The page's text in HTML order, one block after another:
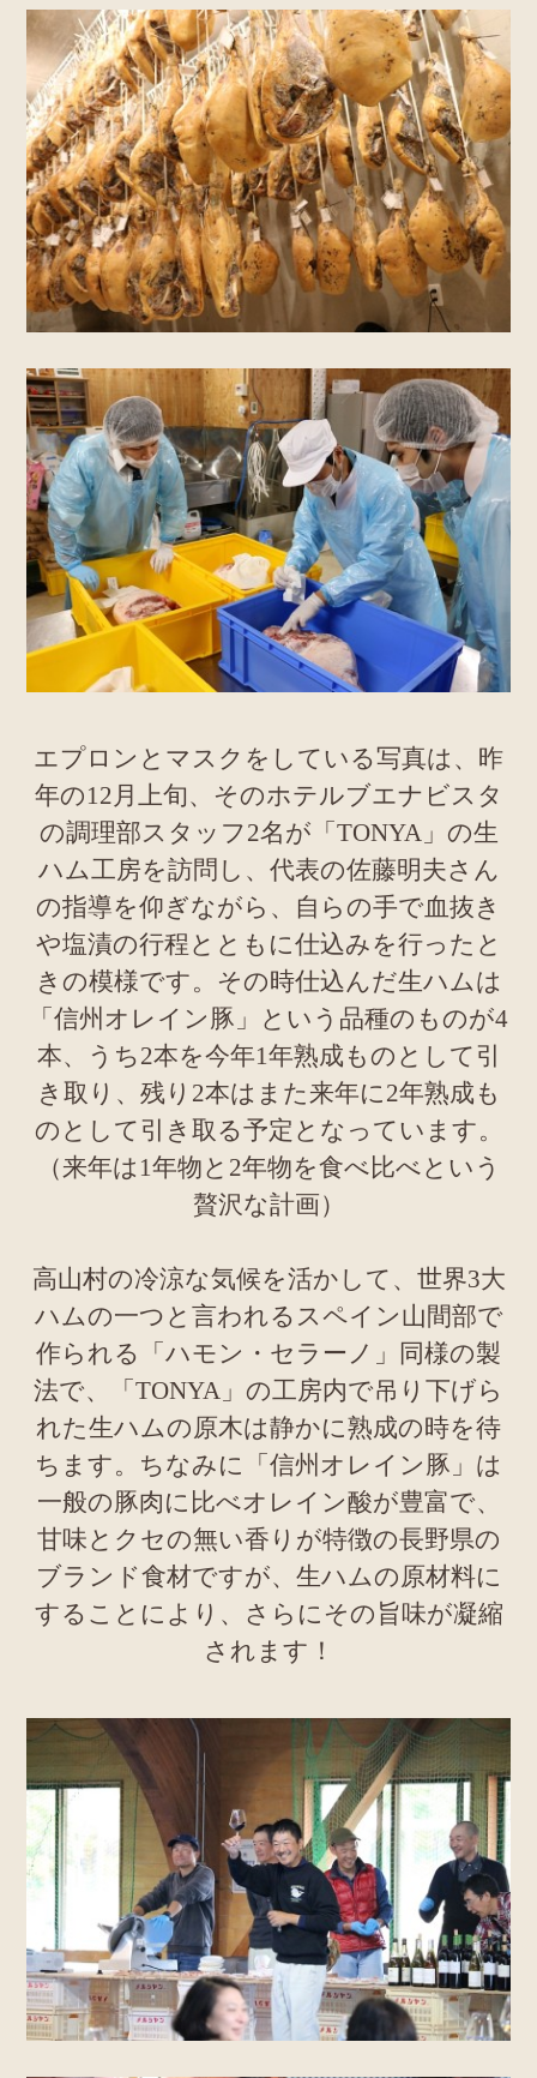
エプロンとマスクをしている写真は、昨
年の12月上旬、そのホテルブエナビスタ
の調理部スタッフ2名が「TONYA」の生
ハム工房を訪問し、代表の佐藤明夫さん
の指導を仰ぎながら、自らの手で血抜き
や塩漬の行程とともに仕込みを行ったと
きの模様です。その時仕込んだ生ハムは
「信州オレイン豚」という品種のものが4
本、うち2本を今年1年熟成ものとして引
き取り、残り2本はまた来年に2年熟成も
のとして引き取る予定となっています。
（来年は1年物と2年物を食べ比べという
贅沢な計画）
高山村の冷涼な気候を活かして、世界3大
ハムの一つと言われるスペイン山間部で
作られる「ハモン・セラーノ」同様の製
法で、「TONYA」の工房内で吊り下げら
れた生ハムの原木は静かに熟成の時を待
ちます。ちなみに「信州オレイン豚」は
一般の豚肉に比べオレイン酸が豊富で、
甘味とクセの無い香りが特徴の長野県の
ブランド食材ですが、生ハムの原材料に
することにより、さらにその旨味が凝縮
されます！